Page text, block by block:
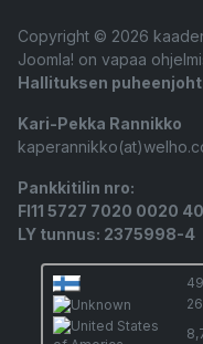
Copyright © 2026
Joomla! on vapaa
Hallituksen
Kari-Pekka Rannikko
Pankkitilin nro:
FI11 5727 7020 0020 40
LY tunnus: 2375998-4